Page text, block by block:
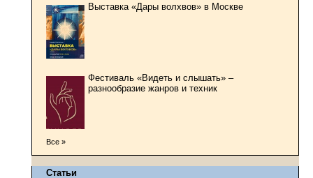
Выставка «Дары волхвов» в Москве
Фестиваль «Видеть и слышать» –
разнообразие жанров и техник
Все »
Статьи